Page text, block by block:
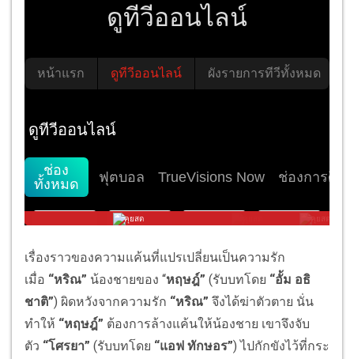
เรื่องราวของความแค้นที่แปรเปลี่ยนเป็นความรัก
เมื่อ “หริณ” น้องชายของ “หฤษฎ์” (รับบทโดย “อั้ม อธิ
ชาติ”) ผิดหวังจากความรัก “หริณ” จึงได้ฆ่าตัวตาย นั่น
ทำให้ “หฤษฎ์” ต้องการล้างแค้นให้น้องชาย เขาจึงจับ
ตัว “โศรยา” (รับบทโดย “แอฟ ทักษอร”) ไปกักขังไว้ที่กระ